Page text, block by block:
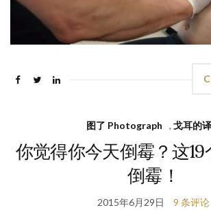
图了 Photograph , 戈耳的
你觉得你今天倒霉？这
倒霉！
2015年6月29日 9 条评论